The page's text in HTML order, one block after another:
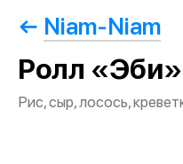
Niam-Niam
Ролл «Эби»
Рис, сыр, лосось,